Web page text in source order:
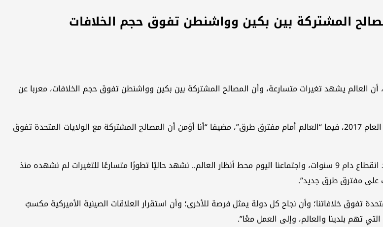
المشتركة بين بكين وواشنطن تفوق حجم الخلافات
العالم يشهد تغيرات متسارعة، وأن المصالح المشتركة بين بكين وواشنطن تفوق حجم الخلافات، معربا عن
وأضاف أنه “سعيد” باستقبال ترامب في أول زيارة للرئيس الأميركي إلى الصين منذ العام 2017، فيما “العالم أمام مفترق طرق”، مضيفا “أنا أؤمن أن المصالح المشتركة مع الولايات المتحدة تفوق
وقال شي: “يسعدني جدًا لقاؤكم هنا في بكين. هذه زيارتكم الثانية إلى الصين بعد انقطاع دام 9 سنوات، واجتماعنا اليوم محط أنظار العالم.. نشهد حاليًا تطورًا متسارعًا للتغيرات لم نشهده منذ
على مفترق طرق جديد”.
تفوق خلافاتنا؛ وأن نجاح كل دولة يمثل فرصة للأخرى؛ وأن استقرار العلاقات الصينية الأميركية مكسبٌ
تهم بلدينا والعالم، وإلى العمل معًا”.